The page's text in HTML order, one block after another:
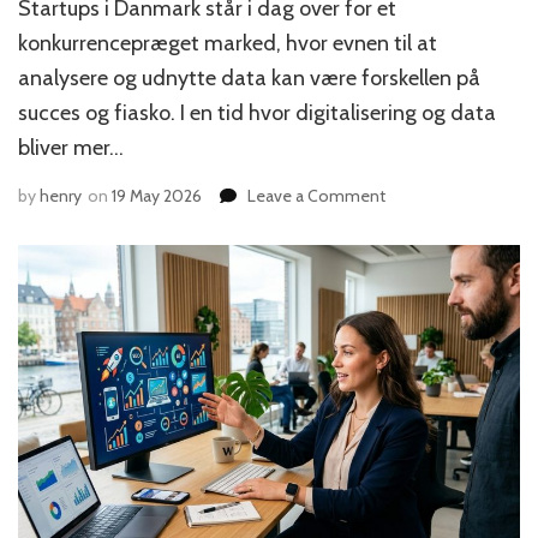
Startups i Danmark står i dag over for et
konkurrencepræget marked, hvor evnen til at
analysere og udnytte data kan være forskellen på
succes og fiasko. I en tid hvor digitalisering og data
bliver mer…
byhenry on 19 May 2026 Leave a Commenton
bruger
du
dataanalyse
til
at
vækste
din
danske
startup